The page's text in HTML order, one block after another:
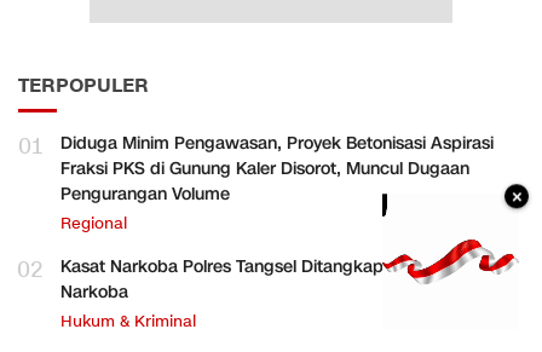
TERPOPULER
01
Diduga Minim Pengawasan, Proyek Betonisasi Aspirasi
Fraksi PKS di Gunung Kaler Disorot, Muncul Dugaan
Pengurangan Volume
Regional
02
Kasat Narkoba Polres Tangsel Ditangkap, Diduga Terlibat
Narkoba
Hukum & Kriminal
×